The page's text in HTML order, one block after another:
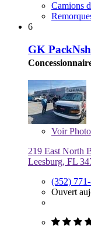
Camions
6
GK
Voir
219 East North
Leesburg, FL
(352)
Ouvert